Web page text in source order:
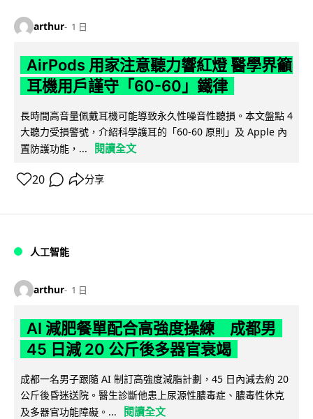
arthur 1 日
AirPods 用家注意聽力響紅燈 醫學界籲
耳機用戶謹守「60-60」鐵律
長時間高音量佩戴耳機可能導致永久性噪音性聽損。本文盤點 4
大聽力受損警號，介紹科學護耳的「60-60 原則」及 Apple 內
置防護功能，...
閱讀全文
20 分享
人工智能
arthur 1 日
AI 減肥餐單配合高強度操練 成都男
45 日減 20 公斤後多器官衰竭
成都一名男子跟隨 AI 制訂高強度減脂計劃，45 日內減去約 20
公斤後昏迷送院。醫生診斷他患上尿源性膿毒症、膿毒性休克
及多器官功能障礙。...
閱讀全文